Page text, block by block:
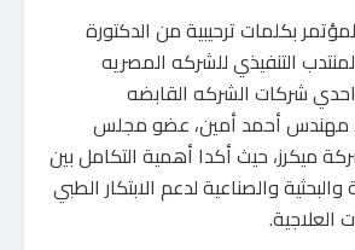
بكلمات ترحيبية من الدكتورة
التنفيذي للشركه المصريه
شركات الشركه القابضه
مهندس أحمد أمين، عضو مجلس
ميكرز، حيث أكدا أهمية التكامل بين
والصناعية لدعم الابتكار الطبي
العلاجية.